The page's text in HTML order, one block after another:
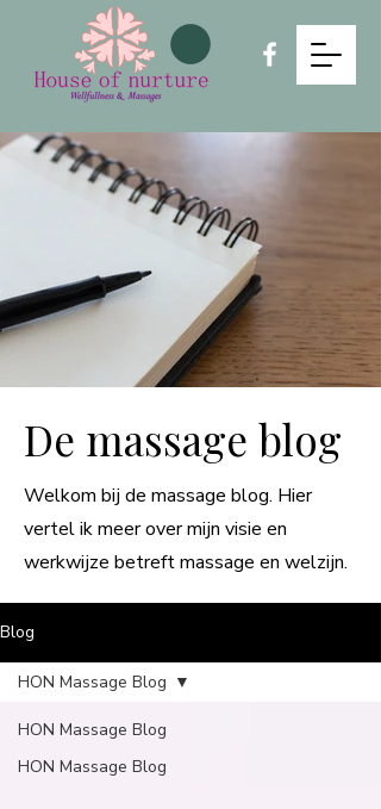
De massage blog
Welkom bij de massage blog. Hier
vertel ik meer over mijn visie en
werkwijze betreft massage en welzijn.
Blog
HON Massage Blog
HON Massage Blog
HON Massage Blog